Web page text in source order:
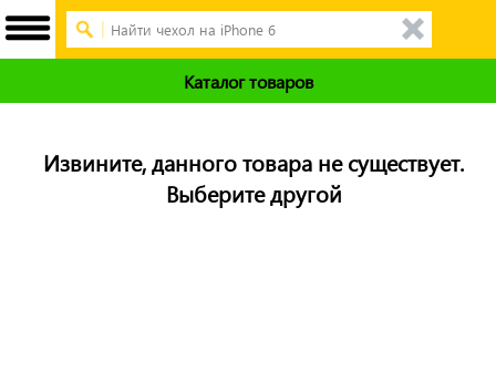
Каталог товаров
Извините, данного товара не существует.
Выберите другой